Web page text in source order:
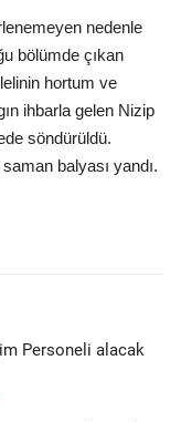
nedenle
bölümde çıkan
hortum ve
ihbarla gelen Nizip
söndürüldü.
balyası yandı.
Personeli alacak